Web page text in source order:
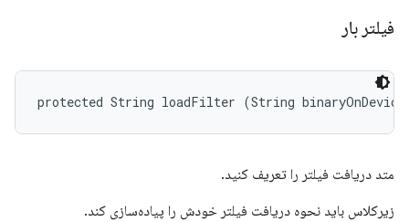
فیلتر بار
protected String loadFilter (String
متد دریافت فیلتر را تعریف کنید.
زیرکلاس باید نحوه دریافت فیلتر خودش را پیاده‌سازی کند.